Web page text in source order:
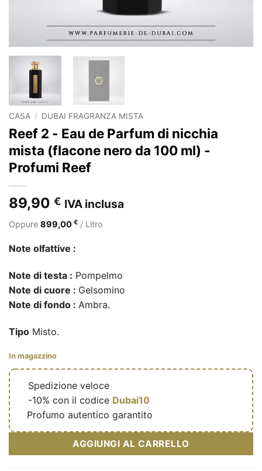
CASA / DUBAI FRAGRANZA MISTA
Reef 2 - Eau de Parfum di nicchia
mista (flacone nero da 100 ml) -
Profumi Reef
89,90 € IVA inclusa
Oppure 899,00 € / Litro
Note olfattive :
Note di testa : Pompelmo
Note di cuore : Gelsomino
Note di fondo : Ambra.
Tipo Misto.
In magazzino
Spedizione veloce
-10% con il codice Dubai10
Profumo autentico garantito
AGGIUNGI AL CARRELLO